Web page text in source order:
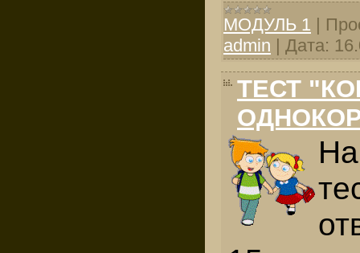
МОДУЛЬ 1 |
admin | Дата:
ТЕСТ
На